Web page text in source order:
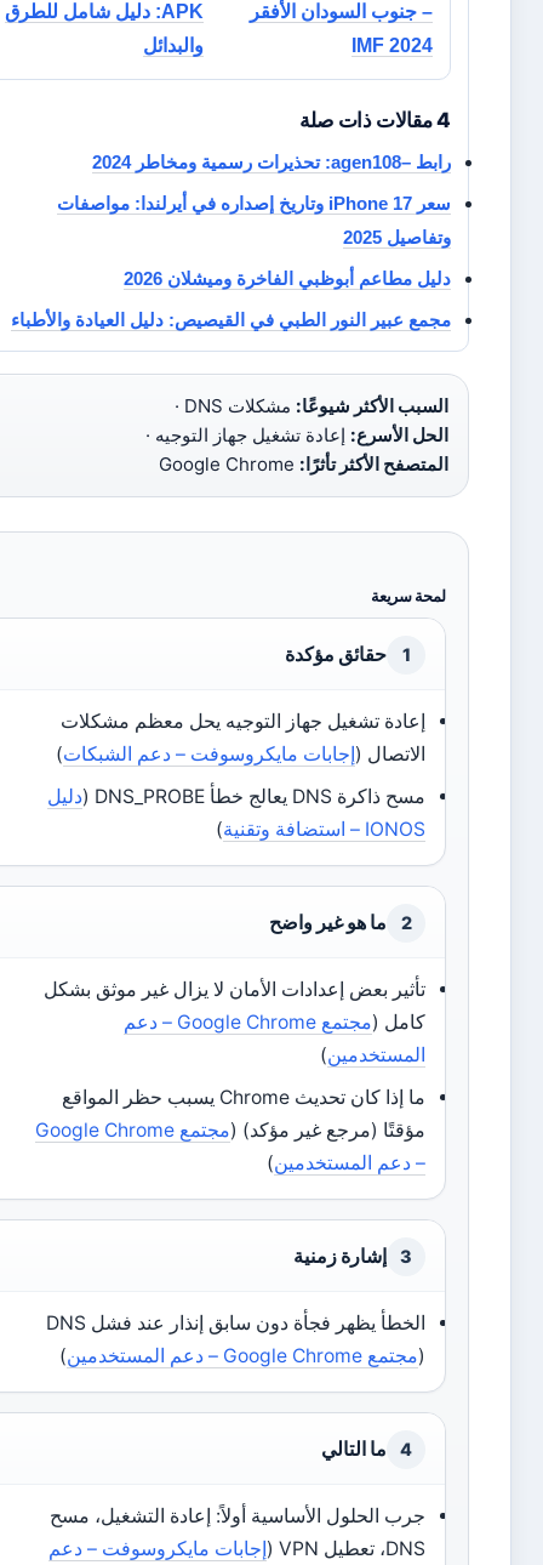
– جنوب السودان الأفقر
APK: دليل شامل للطرق
سعر iPhone 17 وتاريخ إصداره في أيرلندا: مواصفات
دليل مطاعم أبوظبي الفاخرة وميشلان 2026
مجمع عبير النور الطبي في القيصيص: دليل العيادة والأطباء
السبب الأكثر شيوعًا:مشكلات DNS ·
الحل الأسرع:إعادة تشغيل جهاز التوجيه ·
المتصفح الأكثر تأثرًا:Google Chrome
حقائق مؤكدة
إعادة تشغيل جهاز التوجيه يحل معظم مشكلات
إجابات مايكروسوفت – دعم الشبكات)
مسح ذاكرة DNS يعالج خطأ DNS_PROBE (
دليل
)
ما هو غير واضح
تأثير بعض إعدادات الأمان لا يزال غير موثق بشكل
مجتمع Google Chrome – دعم
المستخدمين)
ما إذا كان تحديث Chrome يسبب حظر المواقع
مؤقتًا (مرجع غير مؤكد) (
مجتمع Google Chrome
– دعم المستخدمين)
إشارة زمنية
الخطأ يظهر فجأة دون سابق إنذار عند فشل DNS
)
ما التالي
جرب الحلول الأساسية أولاً: إعادة التشغيل، مسح
إجابات مايكروسوفت – دعم